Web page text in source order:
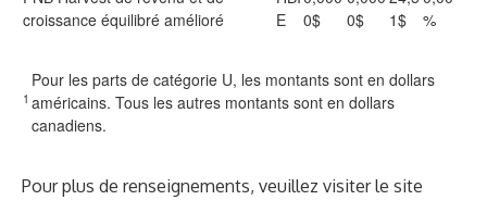
croissance équilibré amélioré
E
0$
0$
1$
%
1
Pour les parts de catégorie U, les montants sont en dollars
américains. Tous les autres montants sont en dollars
canadiens.
Pour plus de renseignements, veuillez visiter le site